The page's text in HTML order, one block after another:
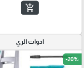
add_shopping_cart
ادوات الري
-20%